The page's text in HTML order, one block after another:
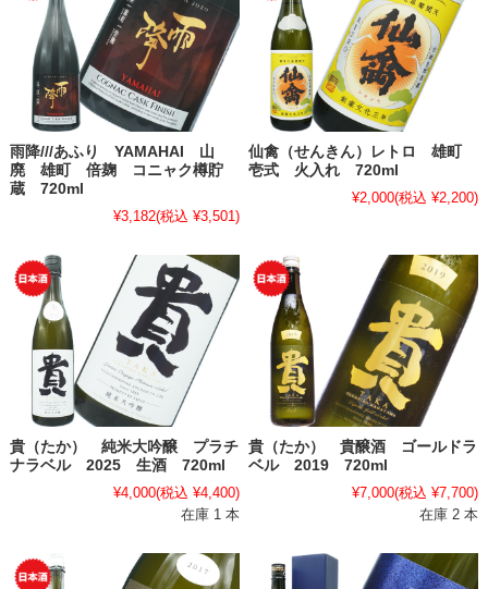
雨降///あふり YAMAHAI 山
廃 雄町 倍麹 コニャク樽貯
蔵 720ml
¥3,182(税込 ¥3,501)
仙禽（せんきん）レトロ 雄町
壱式 火入れ 720ml
¥2,000(税込 ¥2,200)
貴（たか） 純米大吟醸 プラチ
ナラベル 2025 生酒 720ml
¥4,000(税込 ¥4,400)
在庫 1 本
貴（たか） 貴醸酒 ゴールドラ
ベル 2019 720ml
¥7,000(税込 ¥7,700)
在庫 2 本